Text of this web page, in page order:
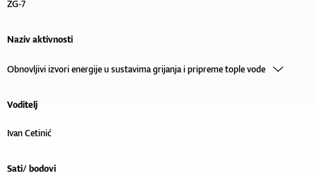
ZG-7
Naziv aktivnosti
Obnovljivi izvori energije u sustavima grijanja i pripreme tople vode
Voditelj
Ivan Cetinić
Sati/ bodovi